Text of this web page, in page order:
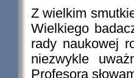
Z wielkim
Wielkiego
rady naukowej
niezwykle
Profesora